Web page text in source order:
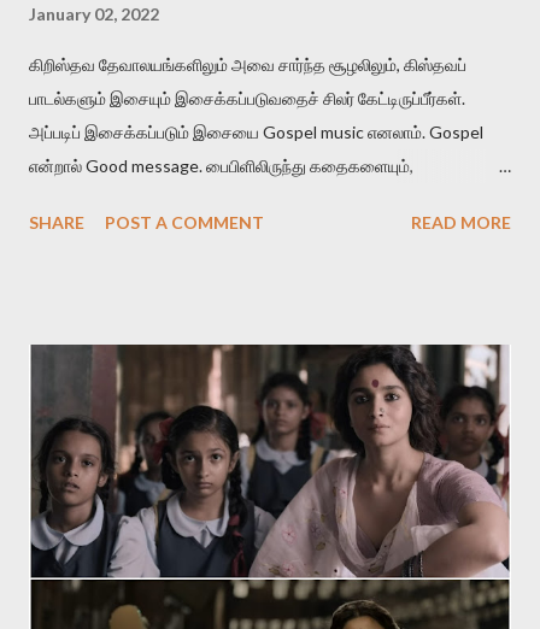
January 02, 2022
கிறிஸ்தவ தேவாலயங்களிலும் அவை சார்ந்த சூழலிலும், கிஸ்தவப்
பாடல்களும் இசையும் இசைக்கப்படுவதைச் சிலர் கேட்டிருப்பீர்கள்.
அப்படிப் இசைக்கப்படும் இசையை Gospel music எனலாம். Gospel
என்றால் Good message. பைபிளிலிருந்து கதைகளையும்,
சொல்லப்படுகிற விடயங்களையும் எளிமையான இசையோடு இசைத்துப்
பாடுகிறவர்களுக்கு தேவாலயத்தில் ஒரு நிம்மதி கிடைக்கிறது. இந்த
இசை துன்பத்தை வாங்கி நம்பிக்கையைத் தருகிறது. பலரும்
கடவுள்தான் நம்பிக்கை தந்ததாக நினைத்துக்கொள்வார்கள்.
பிரச்சாரகர் அழைப்பு விடுக்க மற்றவர்கள் பதிலுரைத்து
ஆமோதிப்பார்கள். ஒரு chorus இல் பலரும் பதிலுரைப்பார்கள். இதுதான்
இசையின் வார்த்தைகளின் பலம். குறிப்பிட்ட மதங்களிடையே இசை
தோன்றினாலும், அவற்றைச் சார்ந்திருந்தாலும், அது அந்தந்த
மனிதர்களின் சமூகத்தின் அகவுணர்ச்சி மற்றும் அழகுணர்ச்சியின்
SHARE POST A COMMENT READ MORE